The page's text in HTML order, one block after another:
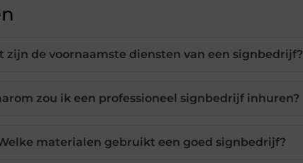
zijn de voornaamste diensten van een signbedrijf?
zou ik een professioneel signbedrijf inhuren?
materialen gebruikt een goed signbedrijf?